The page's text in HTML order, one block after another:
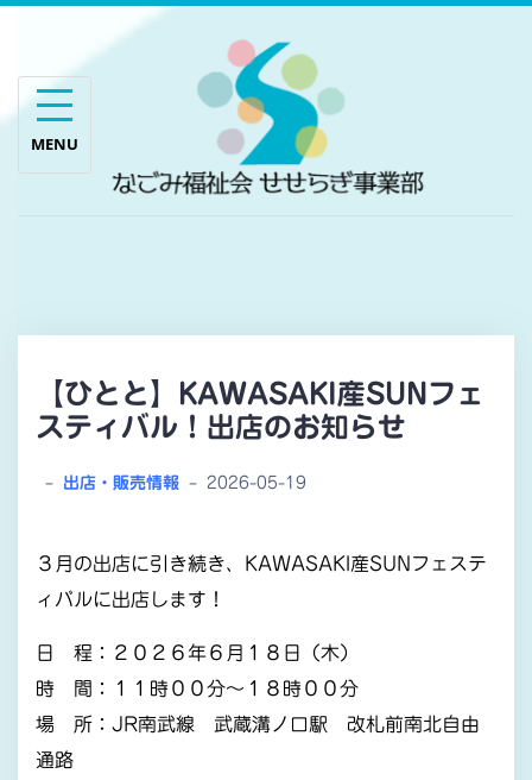
content
【ひとと】KAWASAKI産SUNフェ
スティバル！出店のお知らせ
– 出店・販売情報 – 2026-05-19
３月の出店に引き続き、KAWASAKI産SUNフェステ
ィバルに出店します！
日 程：２０２６年６月１８日（木）
時 間：１１時００分～１８時００分
場 所：JR南武線 武蔵溝ノ口駅 改札前南北自由
通路